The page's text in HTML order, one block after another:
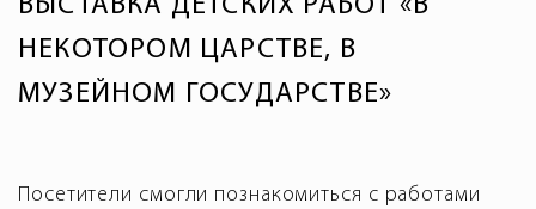
НЕКОТОРОМ ЦАРСТВЕ, В
МУЗЕЙНОМ ГОСУДАРСТВЕ»
Посетители смогли познакомиться с работами